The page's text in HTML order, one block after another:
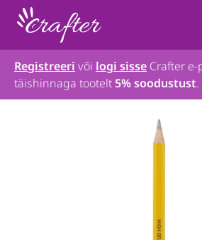
Registreeri või logi sisse Crafter
täishinnaga tootelt5% soodustust.